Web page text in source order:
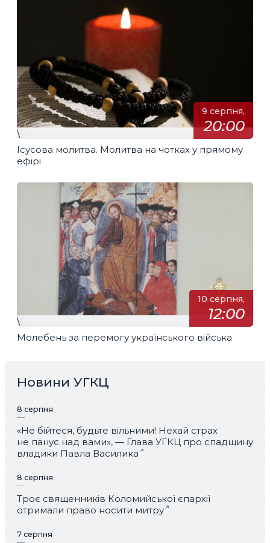
9 серпня,
20:00
\
Ісусова молитва. Молитва на чотках у прямому
ефірі
10 серпня,
12:00
\
Молебень за перемогу українського війська
Новини УГКЦ
8 серпня
«Не бійтеся, будьте вільними! Нехай страх
не панує над вами», — Глава УГКЦ про спадщину
владики Павла Василика
8 серпня
Троє священників Коломийської єпархії
отримали право носити митру
7 серпня